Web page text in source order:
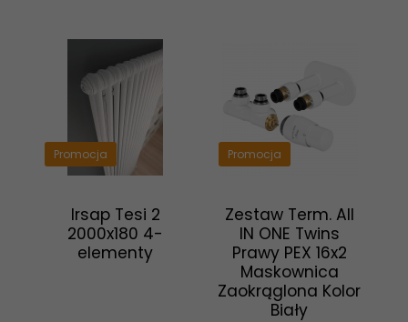
Promocja
Irsap Tesi 2
2000x180 4-
elementy
Promocja
Zestaw Term. All
IN ONE Twins
Prawy PEX 16x2
Maskownica
Zaokrąglona Kolor
Biały